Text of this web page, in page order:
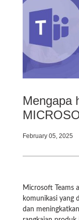
Mengapa
February 05, 2025
Microsoft Teams
komunikasi yang
dan